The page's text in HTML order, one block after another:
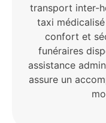
transport inter-
taxi
confort et
funéraires
assistance
assure un